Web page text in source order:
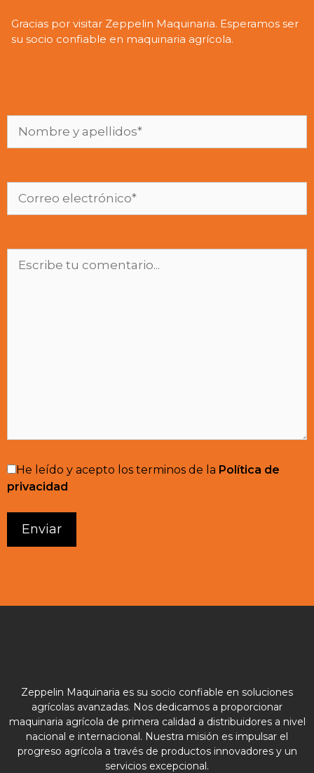
Gracias por visitar Zeppelin Maquinaria. Esperamos ser
su socio confiable en maquinaria agrícola.
He leído y acepto los terminos de la Política de
privacidad
Zeppelin Maquinaria es su socio confiable en soluciones
agrícolas avanzadas. Nos dedicamos a proporcionar
maquinaria agrícola de primera calidad a distribuidores a nivel
nacional e internacional. Nuestra misión es impulsar el
progreso agrícola a través de productos innovadores y un
servicios excepcional.